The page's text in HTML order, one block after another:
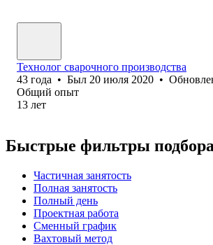
Технолог сварочного производства
43 года • Был 20 июля 2020 •
Общий опыт
13 лет
Быстрые фильтры
Частичная занятость
Полная занятость
Полный день
Проектная работа
Сменный график
Вахтовый метод